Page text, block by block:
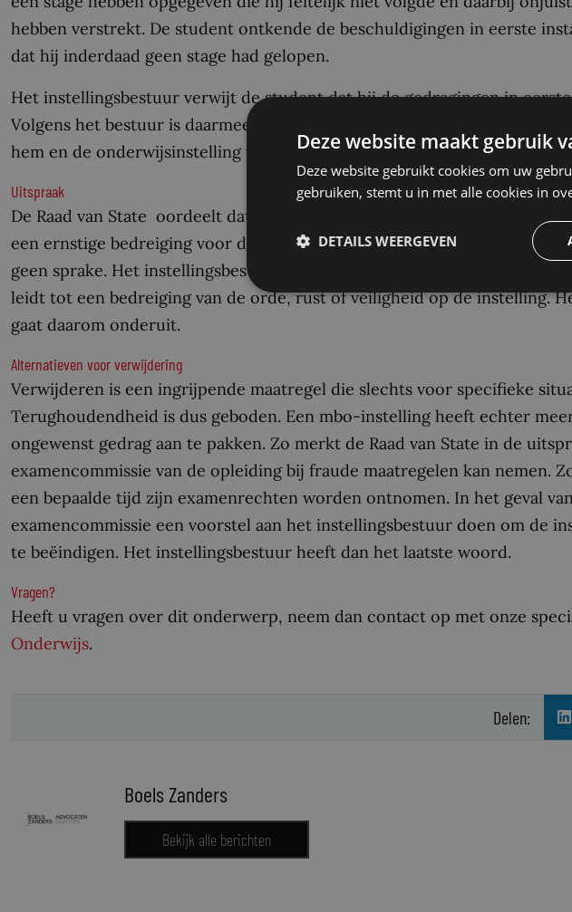
hebben verstrekt. De student ontkende de beschuldigingen in eerste
dat hij inderdaad geen stage had gelopen.
Het instellingsbestuur verwijt de student dat hij de gedragingen in
Volgens het bestuur is daarmee het onderlinge vertrouwen geschaad en
hem en de onderwijsinstelling verstoord. De student wordt om deze
Uitspraak
De Raad van State oordeelt dat een mbo-student alleen verwijderd mag
een ernstige bedreiging voor de orde, rust of veiligheid op de instelling.
geen sprake. Het instellingsbestuur heeft onvoldoende aangetoond
leidt tot een bedreiging van de orde, rust of veiligheid op de instelling.
gaat daarom onderuit.
Alternatieven voor verwijdering
Verwijderen is een ingrijpende maatregel die slechts voor specifieke
Terughoudendheid is dus geboden. Een mbo-instelling heeft echter
ongewenst gedrag aan te pakken. Zo merkt de Raad van State in de
examencommissie van de opleiding bij fraude maatregelen kan nemen.
een bepaalde tijd zijn examenrechten worden ontnomen. In het geval van
examencommissie een voorstel aan het instellingsbestuur doen om de
te beëindigen. Het instellingsbestuur heeft dan het laatste woord.
Vragen?
Heeft u vragen over dit onderwerp, neem dan contact op met onze
Onderwijs.
Delen:
Boels Zanders
Bekijk alle berichten
Deze website maakt gebruik
Deze website gebruikt cookies om uw
gebruiken, stemt u in met alle cookies in
DETAILS WEERGEVEN